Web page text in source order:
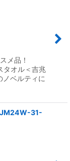
メ品！
タオル＜吉兆
ノベルティに
JM24W-31-